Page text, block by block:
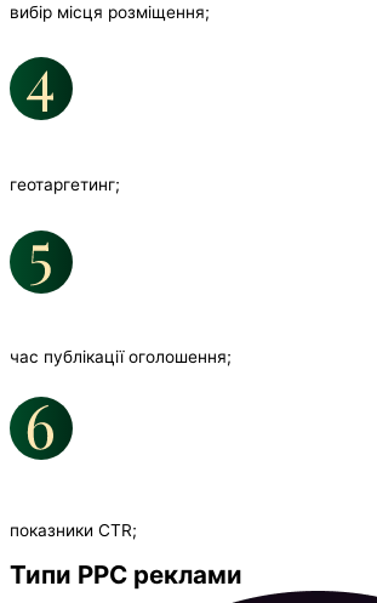
вибір місця розміщення;
геотаргетинг;
час публікації оголошення;
показники СTR;
Типи PPC реклами